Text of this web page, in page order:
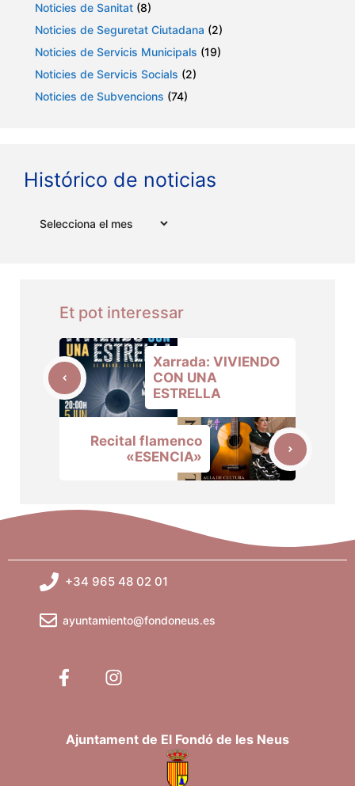
Noticies de Sanitat (8)
Noticies de Seguretat Ciutadana (2)
Noticies de Servicis Municipals (19)
Noticies de Servicis Socials (2)
Noticies de Subvencions (74)
Histórico de noticias
Et pot interessar
Xarrada: VIVIENDO
CON UNA
ESTRELLA
Recital flamenco
«ESENCIA»
+34 965 48 02 01
ayuntamiento@fondoneus.es
Ajuntament de El Fondó de les Neus